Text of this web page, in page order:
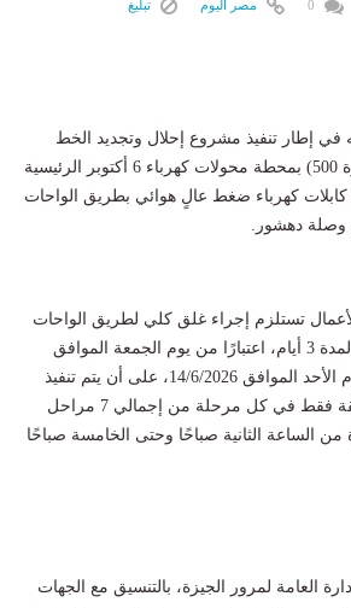
مصر اليوم تبليغ
في إطار تنفيذ مشروع إحلال وتجديد الخط
الكهربائي الهوائي (القاهرة 500) بمحطة محولات كهرباء 6 أكتوبر الرئيسية
كهرباء ضغط عالٍ هوائي بطريق الواحات
وصلة دهشور.
تستلزم إجراء غلق كلي لطريق الواحات
بالاتجاهين بموقع الأعمال لمدة 3 أيام، اعتبارًا من يوم الجمعة الموافق
12/6/2026 وحتى صباح يوم الأحد الموافق 14/6/2026، على أن يتم تنفيذ
الغلق الكلي لمدة 20 دقيقة فقط في كل مرحلة من إجمالي 7 مراحل
من الساعة الثانية صباحًا وحتى الخامسة صباحًا
العامة لمرور الجيزة، بالتنسيق مع الجهات